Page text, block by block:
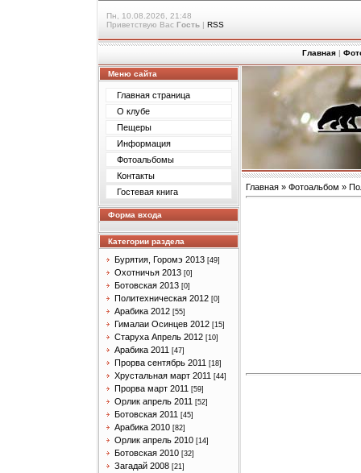
Пн, 10.08.2026, 21:48
Приветствую Вас Гость | RSS
Главная |
Меню сайта
Главная страница
О клубе
Пещеры
Информация
Фотоальбомы
Контакты
Гостевая книга
Форма входа
Категории раздела
Бурятия, Горомэ 2013 [49]
Охотничья 2013 [0]
Ботовская 2013 [0]
Политехническая 2012 [0]
Арабика 2012 [55]
Гималаи Осинцев 2012 [15]
Старуха Апрель 2012 [10]
Арабика 2011 [47]
Прорва сентябрь 2011 [18]
Хрустальная март 2011 [44]
Прорва март 2011 [59]
Орлик апрель 2011 [52]
Ботовская 2011 [45]
Арабика 2010 [82]
Орлик апрель 2010 [14]
Ботовская 2010 [32]
Загадай 2008 [21]
Главная » Фотоальбом »